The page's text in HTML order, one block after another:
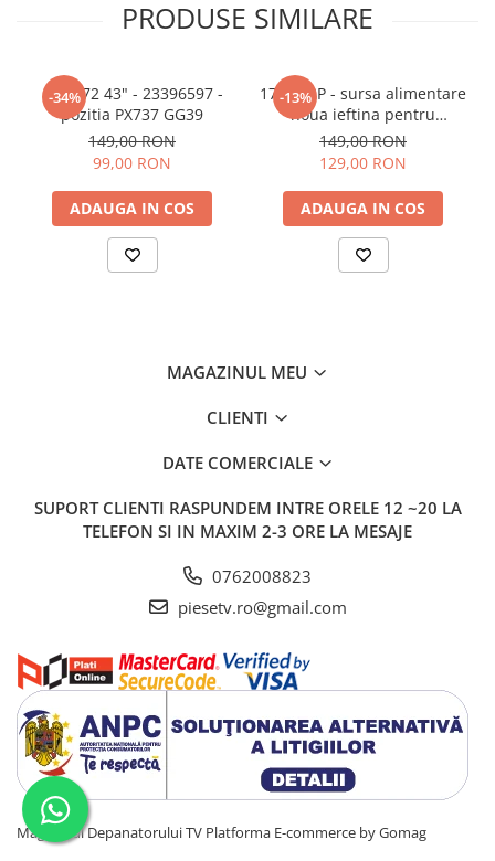
PRODUSE SIMILARE
-34%
17IPS72 43" - 23396597 -
pozitia PX737 GG39
149,00 RON
99,00 RON
ADAUGA IN COS
-13%
17IPS62P - sursa alimentare
noua ieftina pentru
Panasonic 32" - 23483906 -
pozitia GB101
149,00 RON
129,00 RON
ADAUGA IN COS
MAGAZINUL MEU
CLIENTI
DATE COMERCIALE
SUPORT CLIENTI RASPUNDEM INTRE ORELE 12 ~20 LA
TELEFON SI IN MAXIM 2-3 ORE LA MESAJE
0762008823
piesetv.ro@gmail.com
Magazinul Depanatorului TV Platforma E-commerce by Gomag